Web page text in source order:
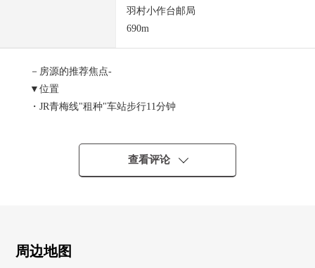
羽村小作台邮局
690m
－房源的推荐焦点-
▼位置
・JR青梅线"租种"车站步行11分钟
▼土地的特徴
・用地面积130.41平米(约39.44坪)
・建筑面积比60%容积率200%
・能在喜欢的House厂商、建筑公司建造
查看评论
周边地图